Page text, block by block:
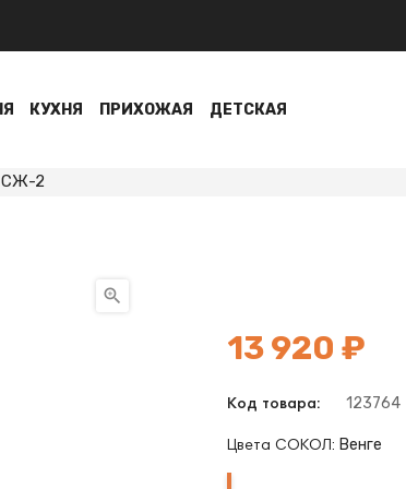
КУХНЯ ПРИХОЖАЯ ДЕТСКАЯ
СЖ-2

13 920 ₽
Код товара: 123764
Цвета СОКОЛ: Венге